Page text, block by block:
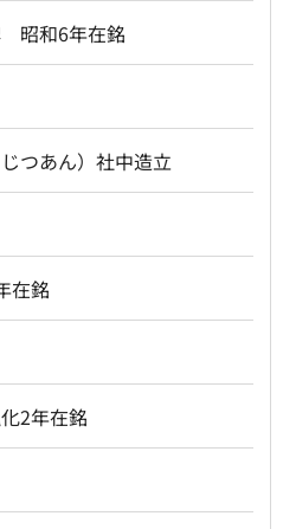
昭和6年在銘
つあん）社中造立
在銘
2年在銘